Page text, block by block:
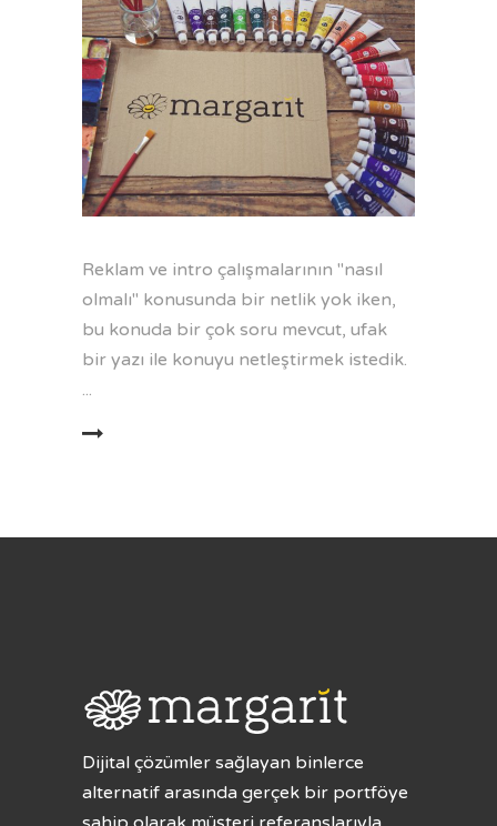
Reklam ve intro çalışmalarının "nasıl
olmalı" konusunda bir netlik yok iken,
bu konuda bir çok soru mevcut, ufak
bir yazı ile konuyu netleştirmek istedik.
Dijital çözümler sağlayan binlerce
alternatif arasında gerçek bir portföye